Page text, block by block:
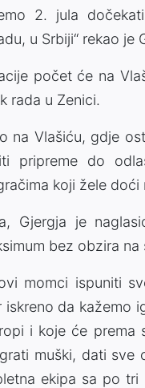
2. jula
u Srbiji“ rekao je
počet će na
rada u Zenici.
na Vlašiću, gdje
pripreme do
koji žele doći
Gjergja je
bez obzira na
momci ispuniti
iskreno da kažemo
i koje će prema
muški, dati
ekipa sa po